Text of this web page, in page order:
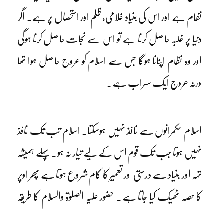
نظام ہے اور اس کی بنیاد غلامی، ظلم اور استحصال پر ہے۔ اگر
دنیا پر غلبہ حاصل کرنا ہے تو اس سے نجات حاصل کرنا ہوگی
اور وہ نظام اپنانا ہوگا جس سے اسلام کو عروج حاصل ہوا تھا
ورنہ عروج ایک سراب ہے۔
اسلام حکمرانوں سے نافذ نہیں ہوسکتا۔ اسلام تب تک نافذ
نہیں ہوتا جب تک قوم اس کے لیے تیار نہ ہو۔ پہلے ہمیشہ
تہہ اور بنیاد سے درستی اور تعمیر کا کام شروع ہوتا ہے پھر اوپر
کا حصہ ٹھیک کیا جاتا ہے۔ حضور علیہ الصلوٰۃ والسلام کا طریقہ